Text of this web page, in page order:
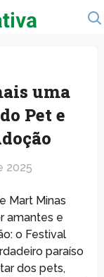
uma
Pet e
2025
Mart Minas
amantes e
o Festival
paraíso
dos pets,